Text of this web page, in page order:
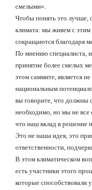
смелыми«.
Чтобы понять это лучше,
климата: мы живем с
сокращаются благодаря
По мнению специалиста,
принятие более смелых
этом саммите, является
национальным
вы говорите, что должны
необходимо, но мы не все
что наш вклад в решение
Это не наша идея, это
ответственности,
В этом климатическом
есть участники этого
которые способствовали